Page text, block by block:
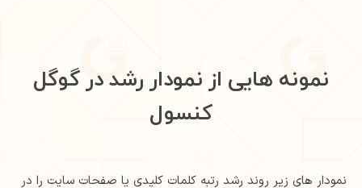
نمونه هایی از نمودار رشد در گوگل
کنسول
نمودار های زیر روند رشد رتبه کلمات کلیدی یا صفحات سایت را در